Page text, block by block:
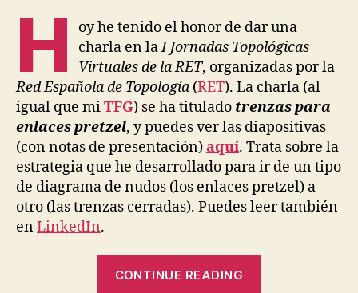
Topológicas
Virtuales
de
la
RET
H
oy he tenido el honor de dar una
charla en laI Jornadas Topológicas
Virtuales de la RET, organizadas por la
Red Española de Topología (RET). La charla (al
igual que miTFG) se ha titulado trenzas para
enlaces pretzel, y puedes ver las diapositivas
(con notas de presentación) aquí. Trata sobre la
estrategia que he desarrollado para ir de un tipo
de diagrama de nudos (los enlaces pretzel) a
otro (las trenzas cerradas). Puedes leer también
enLinkedIn.
CONTINUE READING